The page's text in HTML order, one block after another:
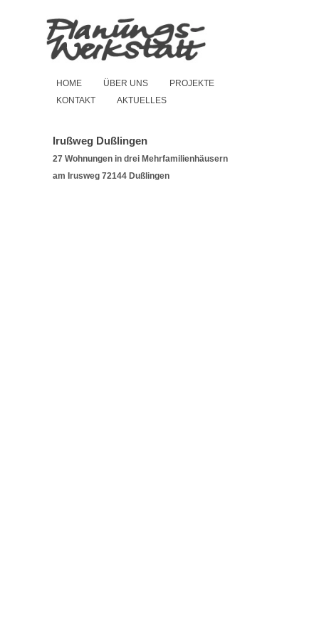
HOME ÜBER UNS
PROJEKTE
KONTAKT
AKTUELLES
Irußweg Dußlingen
27 Wohnungen in drei Mehrfamilienhäusern
am Irusweg 72144 Dußlingen